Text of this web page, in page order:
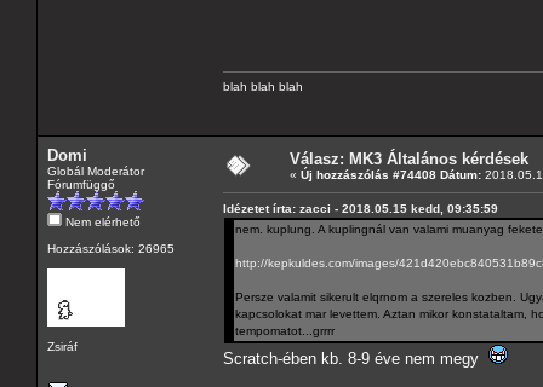
blah blah blah
Domi
Globál Moderátor
Fórumfüggő
Nem elérhető
Hozzászólások: 26965
Zsiráf
Válasz: MK3 Általános kérdések
« Új hozzászólás #74408 Dátum:
Idézetet írta: zacci - 2018.05.15 kedd, 09:35:59
nem. kuplung. A kuplingnál van valami muanyag
http://kepkuldes.com/images/
Persze valamit sikerult elqrnom a szereles kozben.
kapcsolokat mar levettem. Aztan mikor konstataltam,
tempomatot...grrrr
Scratch-ében kb. 8-9 éve nem megy